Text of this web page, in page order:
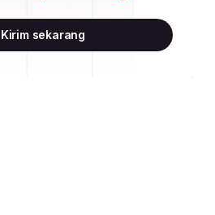
Kirim sekarang